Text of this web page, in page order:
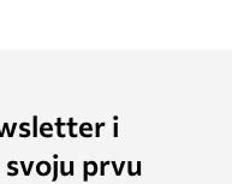
i
prvu